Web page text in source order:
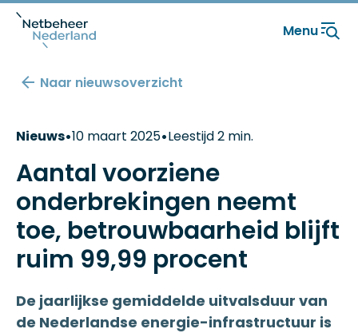
Menu
Naar nieuwsoverzicht
Nieuws•10 maart 2025•Leestijd 2 min.
Aantal voorziene
onderbrekingen neemt
toe, betrouwbaarheid blijft
ruim 99,99 procent
De jaarlijkse gemiddelde uitvalsduur van
de Nederlandse energie-infrastructuur is